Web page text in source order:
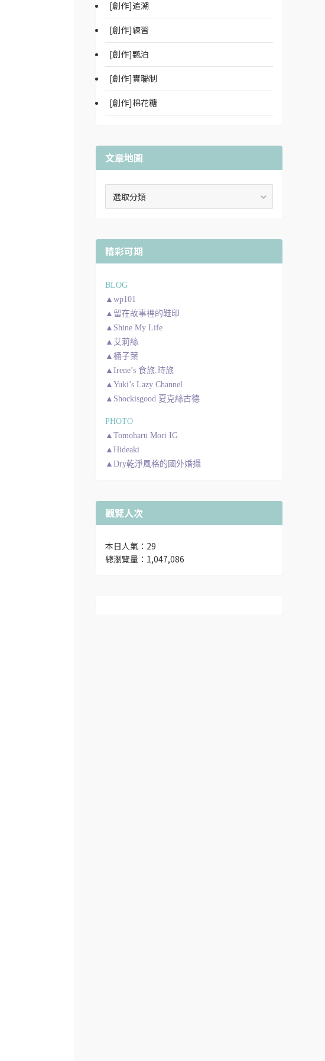
[創作]追溯
[創作]練習
[創作]飄泊
[創作]實聯制
[創作]棉花糖
文章地圖
精彩可期
BLOG
▲wp101
▲留在故事裡的鞋印
▲Shine My Life
▲艾莉絲
▲桶子葉
▲Irene’s 食旅.時旅
▲Yuki’s Lazy Channel
▲Shockisgood 夏克絲古德
PHOTO
▲Tomoharu Mori IG
▲Hideaki
▲Dry乾淨風格的國外婚攝
觀覽人次
本日人氣：29
總瀏覽量：1,047,086